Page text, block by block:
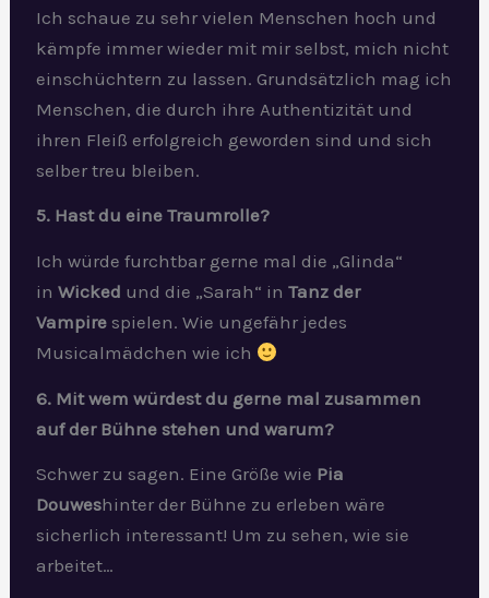
Ich schaue zu sehr vielen Menschen hoch und
kämpfe immer wieder mit mir selbst, mich nicht
einschüchtern zu lassen. Grundsätzlich mag ich
Menschen, die durch ihre Authentizität und
ihren Fleiß erfolgreich geworden sind und sich
selber treu bleiben.
5. Hast du eine Traumrolle?
Ich würde furchtbar gerne mal die „Glinda“
in Wicked und die „Sarah“ in Tanz der
Vampire spielen. Wie ungefähr jedes
Musicalmädchen wie ich
6. Mit wem würdest du gerne mal zusammen
auf der Bühne stehen und warum?
Schwer zu sagen. Eine Größe wie Pia
Douweshinter der Bühne zu erleben wäre
sicherlich interessant! Um zu sehen, wie sie
arbeitet…